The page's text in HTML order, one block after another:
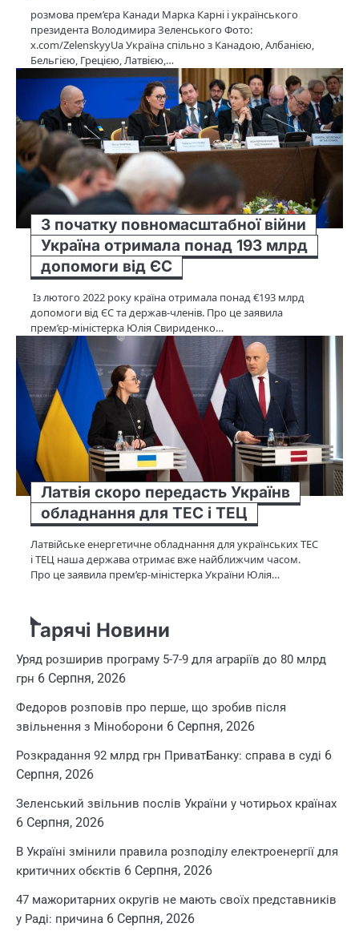
розмова прем’єра Канади Марка Карні і українського
президента Володимира Зеленського Фото:
x.com/ZelenskyyUa Україна спільно з Канадою, Албанією,
Бельгією, Грецією, Латвією,…
З початку повномасштабної війни
Україна отримала понад 193 млрд
допомоги від ЄС
Із лютого 2022 року країна отримала понад €193 млрд
допомоги від ЄС та держав-членів. Про це заявила
прем’єр-міністерка Юлія Свириденко…
Латвія скоро передасть Українв
обладнання для ТЕС і ТЕЦ
Латвійське енергетичне обладнання для українських ТЕС
і ТЕЦ наша держава отримає вже найближчим часом.
Про це заявила прем’єр-міністерка України Юлія…
Гарячі Новини
Уряд розширив програму 5-7-9 для аграріїв до 80 млрд
грн 6 Серпня, 2026
Федоров розповів про перше, що зробив після
звільнення з Міноборони 6 Серпня, 2026
Розкрадання 92 млрд грн ПриватБанку: справа в суді 6
Серпня, 2026
Зеленський звільнив послів України у чотирьох країнах
6 Серпня, 2026
В Україні змінили правила розподілу електроенергії для
критичних обєктів 6 Серпня, 2026
47 мажоритарних округів не мають своїх представників
у Раді: причина 6 Серпня, 2026